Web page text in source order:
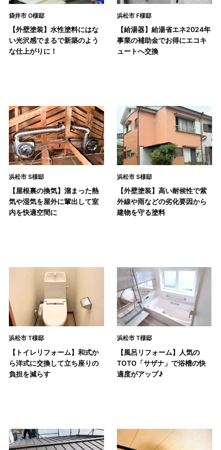
袋井市 O様邸
【外壁塗装】水性塗料にはな
い光沢感でまるで新築のよう
な仕上がりに！
浜松市 F様邸
【給湯器】給湯省エネ2024年
事業の補助金でお得にエコキ
ュートへ交換
浜松市 S様邸
【屋根裏の換気】溜まった熱
気や湿気を屋外に輩出して室
内を快適空間に
浜松市 S様邸
【外壁塗装】高い耐候性で紫
外線や雨などの劣化要因から
建物を守る塗料
浜松市 T様邸
【トイレリフォーム】和式か
ら洋式に交換して立ち座りの
負担を減らす
浜松市 T様邸
【風呂リフォーム】人気の
TOTO「サザナ」で浴槽の快
適度がアップ♪